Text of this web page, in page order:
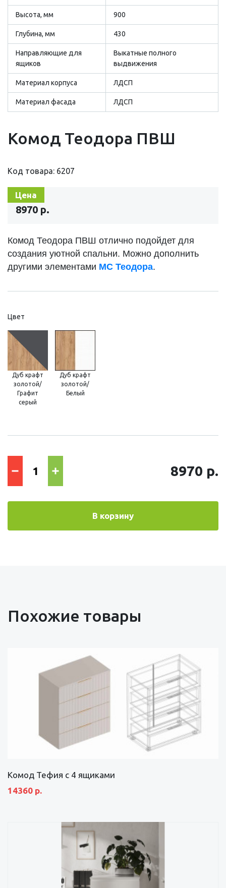
Высота, мм 900
Глубина, мм 430
Направляющие для
ящиков
Выкатные полного
выдвижения
Материал корпуса ЛДСП
Материал фасада ЛДСП
Комод Теодора ПВШ
Код товара: 6207
Цена
8970 р.
Комод Теодора ПВШ отлично подойдет для
создания уютной спальни. Можно дополнить
другими элементами МС Теодора.
Цвет
Дуб крафт
золотой/
Графит
серый
Дуб крафт
золотой/
Белый
8970 р.
В корзину
Похожие товары
Комод Тефия с 4 ящиками
14360 р.